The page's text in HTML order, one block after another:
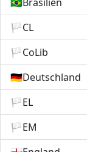
🏳️CL
🏳️CoLib
🇩🇪Deutschland
🏳️EL
🏳️EM